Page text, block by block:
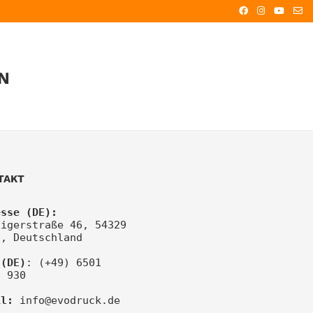
(DE):
46, 54329
Deutschland
: (+49) 6501
930
info@evodruck.de